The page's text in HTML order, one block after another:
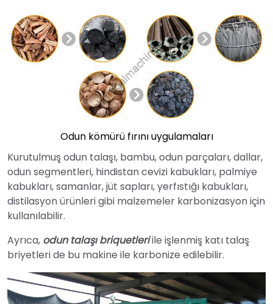
Odun kömürü fırını uygulamaları
Kurutulmuş odun talaşı, bambu, odun parçaları, dallar,
odun segmentleri, hindistan cevizi kabukları, palmiye
kabukları, samanlar, jüt sapları, yerfıstığı kabukları,
distilasyon ürünleri gibi malzemeler karbonizasyon için
kullanılabilir.
Ayrıca, odun talaşı briquetleriile işlenmiş katı talaş
briyetleri de bu makine ile karbonize edilebilir.